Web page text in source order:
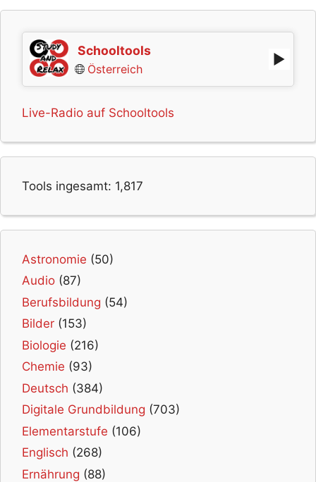
Schooltools
Österreich
Live-Radio auf Schooltools
Tools ingesamt: 1,817
Astronomie (50)
Audio (87)
Berufsbildung (54)
Bilder (153)
Biologie (216)
Chemie (93)
Deutsch (384)
Digitale Grundbildung (703)
Elementarstufe (106)
Englisch (268)
Ernährung (88)